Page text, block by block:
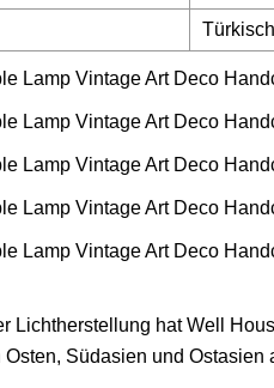
Lichtherstellung hat Well
Südasien und Ostasien